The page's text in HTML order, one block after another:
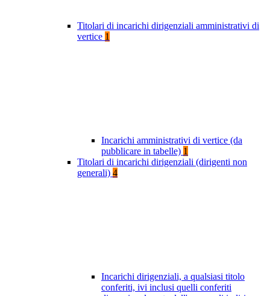
Titolari di incarichi dirigenziali amministrativi di
vertice 1
Incarichi amministrativi di vertice (da
pubblicare in tabelle) 1
Titolari di incarichi dirigenziali (dirigenti non
generali) 4
Incarichi dirigenziali, a qualsiasi titolo
conferiti, ivi inclusi quelli conferiti